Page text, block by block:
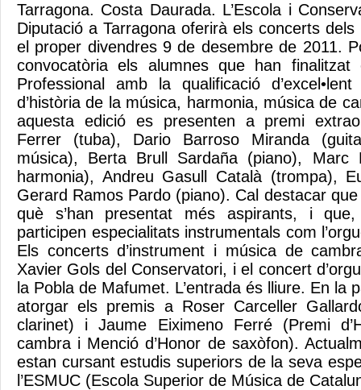
Tarragona. Costa Daurada. L’Escola i
Diputació a Tarragona oferirà els concerts
el proper divendres 9 de desembre de 2011.
convocatòria els alumnes que han
Professional amb la qualificació
d’història de la música, harmonia, música de
aquesta edició es presenten a premi
Ferrer (tuba), Dario Barroso Miranda
música), Berta Brull Sardaña (piano), Marc
harmonia), Andreu Gasull Català (trompa),
Gerard Ramos Pardo (piano). Cal destacar
què s’han presentat més aspirants, i
participen especialitats instrumentals com
Els concerts d’instrument i música de
Xavier Gols del Conservatori, i el concert
la Pobla de Mafumet. L’entrada és lliure. En la
atorgar els premis a Roser Carceller
clarinet) i Jaume Eiximeno Ferré (Premi
cambra i Menció d’Honor de saxòfon).
estan cursant estudis superiors de la seva
l’ESMUC (Escola Superior de Música de